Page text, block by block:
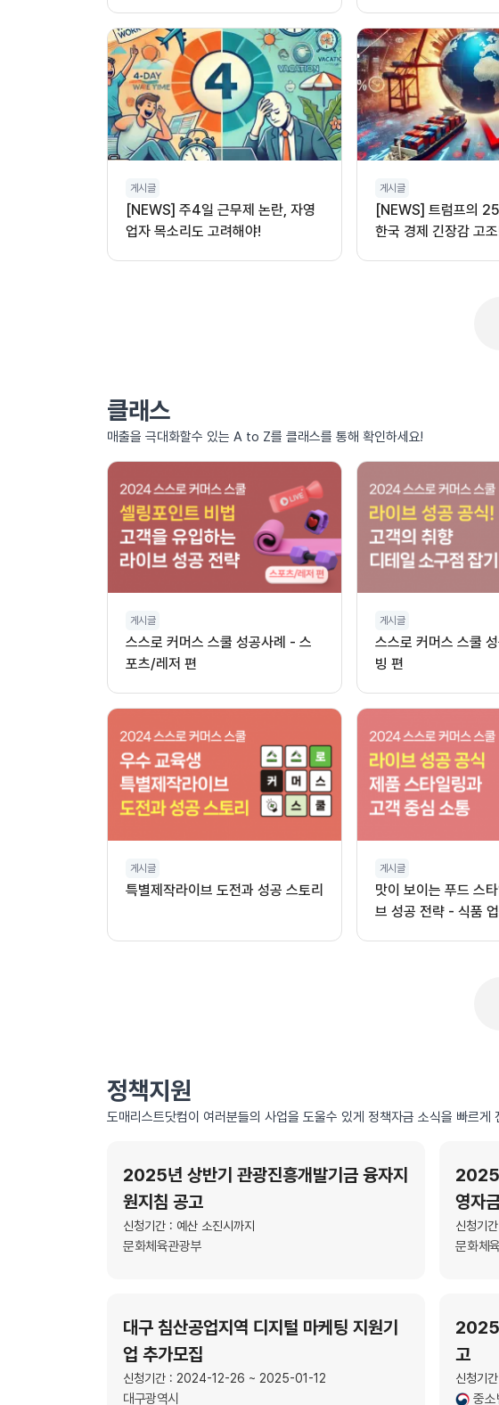
게시글
[NEWS] 주4일 근무제 논란, 자영
업자 목소리도 고려해야!
게시글
[NEWS] 트럼프의
한국 경제 긴장감 고
클래스
매출을 극대화할수 있는 A to Z를 클래스를 통해 확인하세요!
게시글
스스로 커머스 스쿨 성공사례 - 스
포츠/레저 편
게시글
스스로 커머스 스쿨
빙 편
게시글
특별제작라이브 도전과 성공 스토리
게시글
맛이 보이는 푸드 스
브 성공 전략 - 식품
정책지원
도매리스트닷컴이 여러분들의 사업을 도울수 있게 정책자금 소식을 빠르게
2025년 상반기 관광진흥개발기금 융자지
원지침 공고
신청기간 : 예산 소진시까지
문화체육관광부
2025
영자
신청기
문화체
대구 침산공업지역 디지털 마케팅 지원기
업 추가모집
신청기간 : 2024-12-26 ~ 2025-01-12
대구광역시
2025
고
신청기
중소